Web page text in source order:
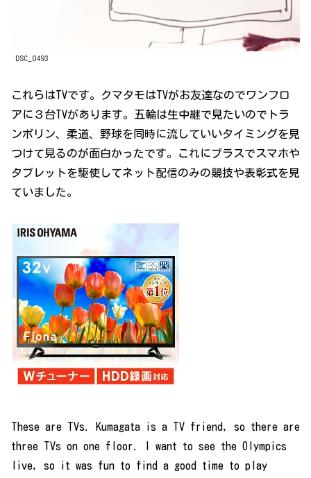
DSC_0493
これらはTVです。クマタモはTVがお友達なのでワンフロ
アに３台TVがあります。五輪は生中継で見たいのでトラ
ンポリン、柔道、野球を同時に流していいタイミングを見
つけて見るのが面白かったです。これにプラスでスマホや
タブレットを駆使してネット配信のみの競技や表彰式を見
ていました。
These are TVs. Kumagata is a TV friend, so there are
three TVs on one floor. I want to see the Olympics
live, so it was fun to find a good time to play